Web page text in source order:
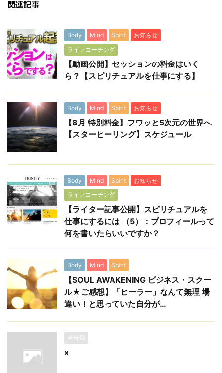
関連記事
Body Mind Spirit
お知らせ
ライフコーチング
【動画公開】セッションの料金はいく
ら？【スピリチュアルを仕事にする】
Body Mind Spirit お知らせ
【8月 特別料金】フワッと5次元の世界へ
【スターヒーリング】スケジュール
Body Mind Spirit
お知らせ
ライフコーチング
【ライター記事公開】スピリチュアルを
仕事にするには （5）：プロフィールって
何を書いたらいいですか？
Body Mind Spirit
【SOUL AWAKENING ビジネス・スクー
ル★ご感想】「ヒーラー」なんて無理 場
違い！と思っていた自分が…
未分類
x